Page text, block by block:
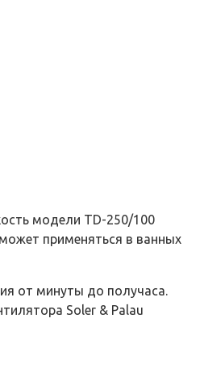
модели TD-250/100
применяться в ванных
от минуты до получаса.
Soler & Palau